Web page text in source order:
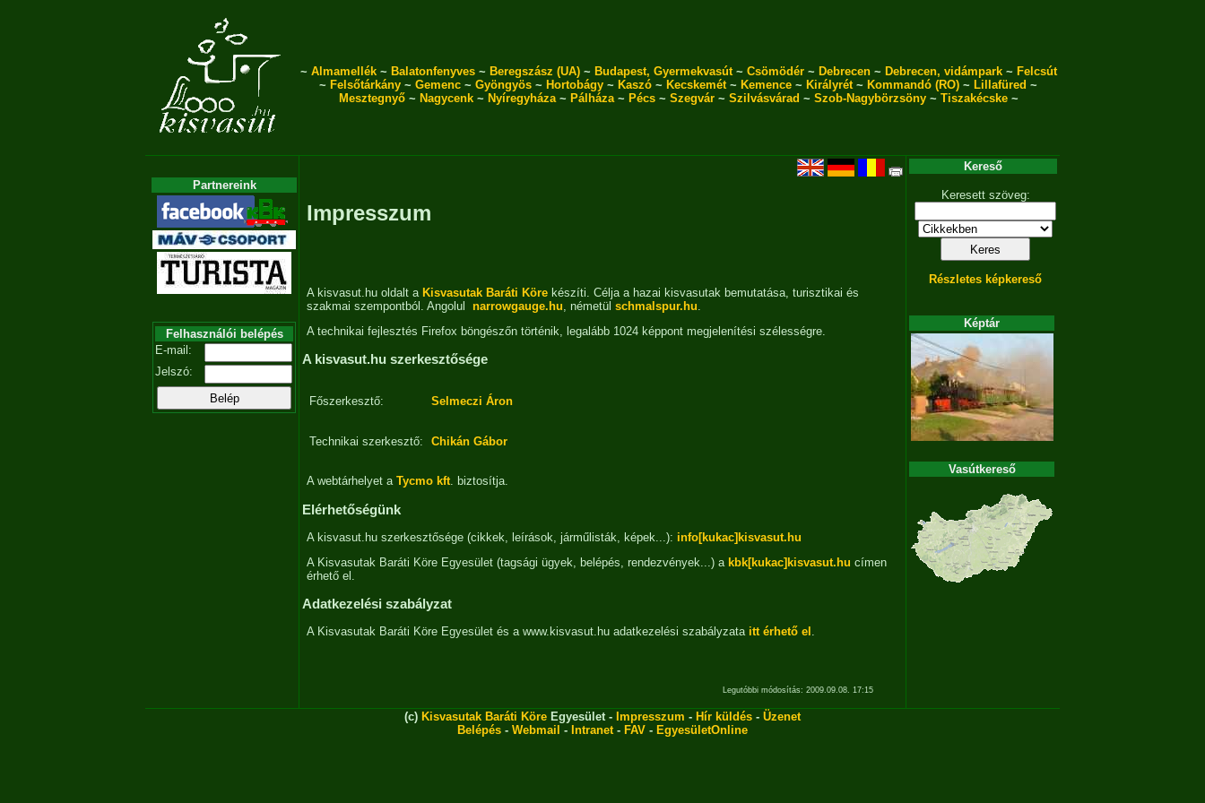
~ Almamellék~ Balatonfenyves~ Beregszász (UA)~ Budapest, Gyermekvasút~ Csömödér~ Debrecen~ Debrecen, vidámpark~ Felcsút
~ Felsőtárkány ~ Gemenc ~ Gyöngyös ~ Hortobágy ~ Kaszó ~ Kecskemét~ Kemence ~ Királyrét~ Kommandó (RO) ~ Lillafüred ~
Mesztegnyő~ Nagycenk~ Nyíregyháza~ Pálháza~ Pécs~ Szegvár~ Szilvásvárad ~ Szob-Nagybörzsöny~ Tiszakécske~
Partnereink
Felhasználói belépés
E-mail:
Jelszó:
Impresszum
A kisvasut.hu oldalt a Kisvasutak Baráti Köre készíti. Célja a hazai kisvasutak bemutatása, turisztikai és
szakmai szempontból. Angolul narrowgauge.hu, németül schmalspur.hu.
A technikai fejlesztés Firefox böngészőn történik, legalább 1024 képpont megjelenítési szélességre.
A kisvasut.hu szerkesztősége
Főszerkesztő: Selmeczi Áron
Technikai szerkesztő: Chikán Gábor
A webtárhelyet a Tycmo kft. biztosítja.
Elérhetőségünk
A kisvasut.hu szerkesztősége (cikkek, leírások, járműlisták, képek...): info[kukac]kisvasut.hu
A Kisvasutak Baráti Köre Egyesület (tagsági ügyek, belépés, rendezvények...) a kbk[kukac]kisvasut.hu címen
érhető el.
Adatkezelési szabályzat
A Kisvasutak Baráti Köre Egyesület és a www.kisvasut.hu adatkezelési szabályzata itt érhető el .
Legutóbbi módosítás: 2009.09.08. 17:15
Kereső
Keresett szöveg:
Részletes képkereső
Képtár
Vasútkereső
(c) Kisvasutak Baráti Köre Egyesület - Impresszum - Hír küldés - Üzenet
Belépés - Webmail - Intranet- FAV - EgyesületOnline